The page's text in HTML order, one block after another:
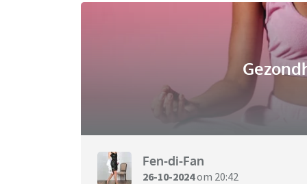
Fen-di-Fan
26-10-2024om 20:42